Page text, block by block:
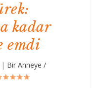
kadar
emdi
| Bir Anneye /